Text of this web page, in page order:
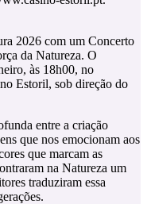
2026 com um Concerto
da Natureza. O
às 18h00, no
Estoril, sob direção do
entre a criação
que nos emocionam aos
que marcam as
na Natureza um
traduziram essa